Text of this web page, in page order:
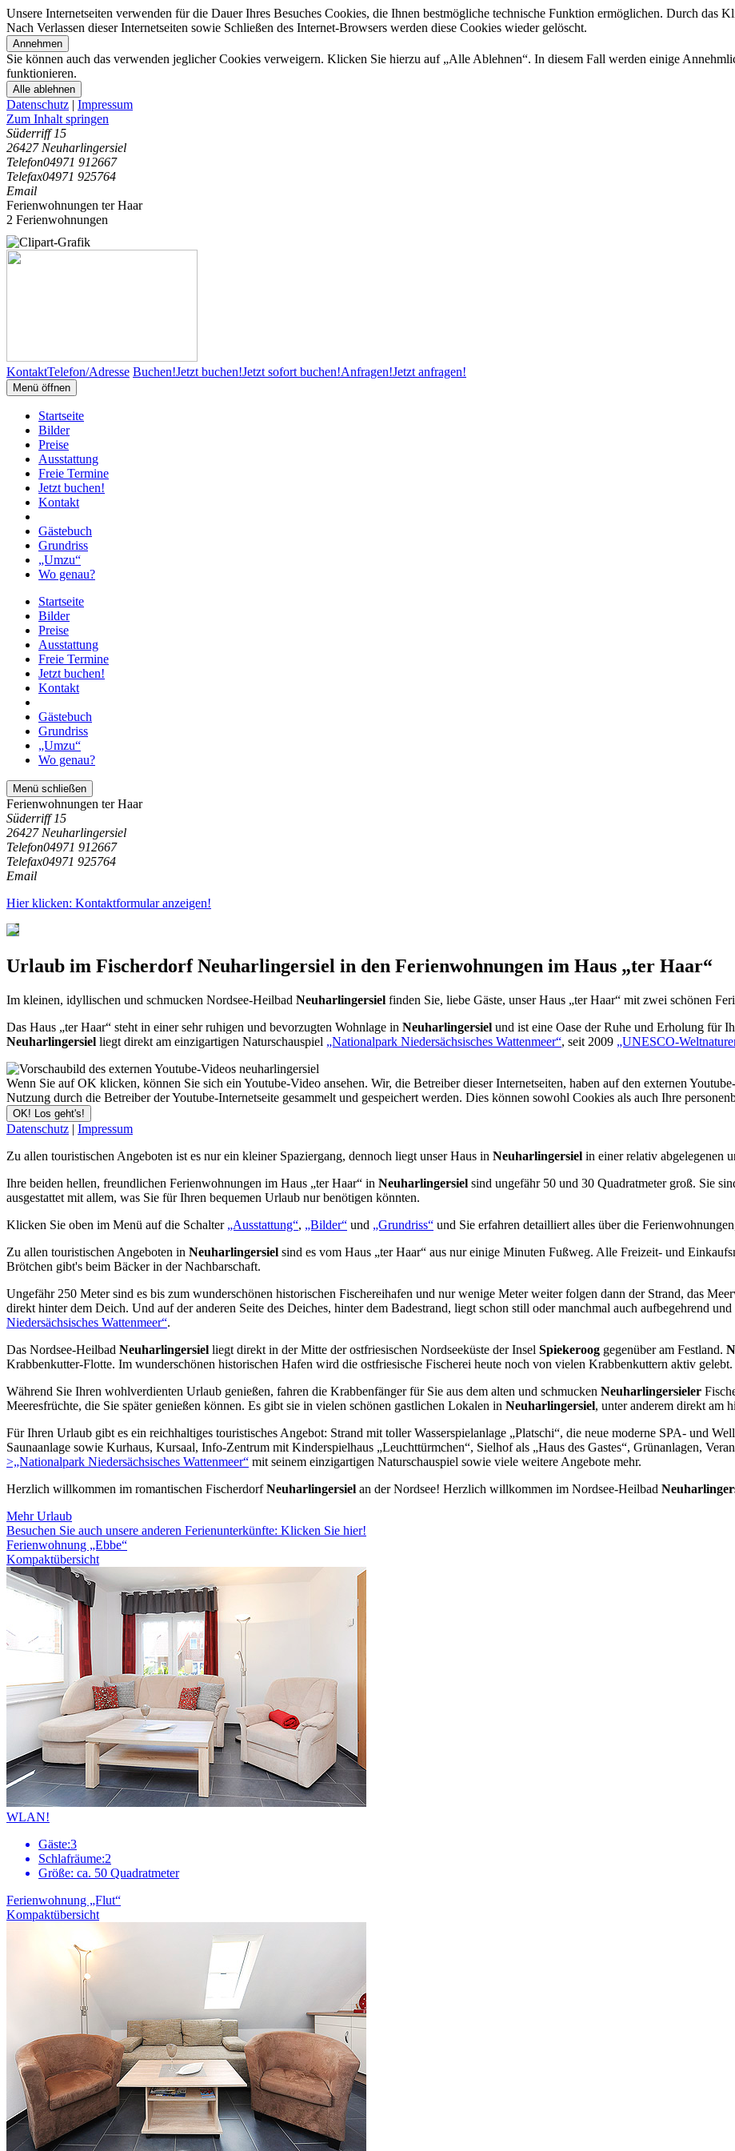
Unsere Internetseiten verwenden für die Dauer Ihres Besuches Cookies, die Ihnen bestmögliche technische Funktion ermöglichen. Durch das
Nach Verlassen dieser Internetseiten sowie Schließen des Internet-Browsers werden diese Cookies wieder gelöscht.
Annehmen
Sie können auch das verwenden jeglicher Cookies verweigern. Klicken Sie hierzu auf „Alle Ablehnen“. In diesem Fall werden einige
funktionieren.
Alle ablehnen
Datenschutz | Impressum
Zum Inhalt springen
Süderriff 15
26427 Neuharlingersiel
Telefon04971 912667
Telefax04971 925764
Email
Ferienwohnungen ter Haar
2 Ferienwohnungen
KontaktTelefon/Adresse Buchen!Jetzt buchen!Jetzt sofort buchen!Anfragen!Jetzt anfragen!
Menü öffnen
Startseite
Bilder
Preise
Ausstattung
Freie Termine
Jetzt buchen!
Kontakt
Gästebuch
Grundriss
„Umzu“
Wo genau?
Startseite
Bilder
Preise
Ausstattung
Freie Termine
Jetzt buchen!
Kontakt
Gästebuch
Grundriss
„Umzu“
Wo genau?
Menü schließen
Ferienwohnungen ter Haar
Süderriff 15
26427 Neuharlingersiel
Telefon04971 912667
Telefax04971 925764
Email
Hier klicken: Kontaktformular anzeigen!
Urlaub im FischerdorfNeuharlingersiel in den Ferienwohnungen im Haus „ter Haar“
Im kleinen, idyllischen und schmucken Nordsee-Heilbad Neuharlingersiel finden Sie, liebe Gäste, unser Haus „ter Haar“ mit zwei schönen
Das Haus „ter Haar“ steht in einer sehr ruhigen und bevorzugten Wohnlage in Neuharlingersiel und ist eine Oase der Ruhe und Erholung für
Neuharlingersiel liegt direkt am einzigartigen Naturschauspiel „Nationalpark Niedersächsisches Wattenmeer“, seit 2009 „UNESCO-
Wenn Sie auf OK klicken, können Sie sich ein Youtube-Video ansehen. Wir, die Betreiber dieser Internetseiten, haben auf den externen
Nutzung durch die Betreiber der Youtube-Internetseite gesammelt und gespeichert werden. Dies können sowohl Cookies als auch Ihre
OK! Los geht's!
Datenschutz | Impressum
Zu allen touristischen Angeboten ist es nur ein kleiner Spaziergang, dennoch liegt unser Haus in Neuharlingersiel in einer relativ abgelegenen
Ihre beiden hellen, freundlichen Ferienwohnungen im Haus „ter Haar“ in Neuharlingersiel sind ungefähr 50 und 30 Quadratmeter groß. Sie
ausgestattet mit allem, was Sie für Ihren bequemen Urlaub nur benötigen könnten.
Klicken Sie oben im Menü auf die Schalter „Ausstattung“, „Bilder“ und „Grundriss“ und Sie erfahren detailliert alles über die
Zu allen touristischen Angeboten in Neuharlingersiel sind es vom Haus „ter Haar“ aus nur einige Minuten Fußweg. Alle Freizeit- und
Brötchen gibt's beim Bäcker in der Nachbarschaft.
Ungefähr 250 Meter sind es bis zum wunderschönen historischen Fischereihafen und nur wenige Meter weiter folgen dann der Strand, das
direkt hinter dem Deich. Und auf der anderen Seite des Deiches, hinter dem Badestrand, liegt schon still oder manchmal auch aufbegehrend
Niedersächsisches Wattenmeer“.
Das Nordsee-Heilbad Neuharlingersiel liegt direkt in der Mitte der ostfriesischen Nordseeküste der Insel Spiekeroog gegenüber am Festland.
Krabbenkutter-Flotte. Im wunderschönen historischen Hafen wird die ostfriesische Fischerei heute noch von vielen Krabbenkuttern aktiv gelebt.
Während Sie Ihren wohlverdienten Urlaub genießen, fahren die Krabbenfänger für Sie aus dem alten und schmucken Neuharlingersieler
Meeresfrüchte, die Sie später genießen können. Es gibt sie in vielen schönen gastlichen Lokalen in Neuharlingersiel, unter anderem direkt am
Für Ihren Urlaub gibt es ein reichhaltiges touristisches Angebot: Strand mit toller Wasserspielanlage „Platschi“, die neue moderne SPA- und
Saunaanlage sowie Kurhaus, Kursaal, Info-Zentrum mit Kinderspielhaus „Leuchttürmchen“, Sielhof als „Haus des Gastes“, Grünanlagen,
>„Nationalpark Niedersächsisches Wattenmeer“ mit seinem einzigartigen Naturschauspiel sowie viele weitere Angebote mehr.
Herzlich willkommen im romantischen FischerdorfNeuharlingersiel an der Nordsee! Herzlich willkommen im Nordsee-Heilbad
Mehr Urlaub
Besuchen Sie auch unsere anderen Ferienunterkünfte: Klicken Sie hier!
Ferienwohnung „Ebbe“
Kompaktübersicht
WLAN!
Gäste:3
Schlafräume:2
Größe: ca. 50 Quadratmeter
Ferienwohnung „Flut“
Kompaktübersicht